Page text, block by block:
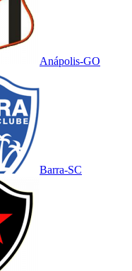
Anápolis-GO
Barra-SC